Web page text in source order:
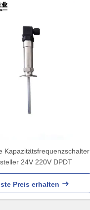
Kapazitätsfrequenzschalter
24V 220V DPDT
Preis erhalten